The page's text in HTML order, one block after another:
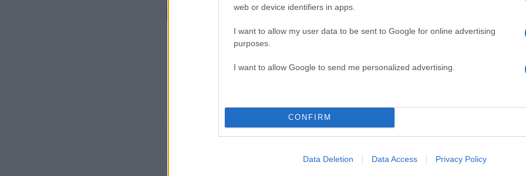
web or device identifiers in apps.
I want to allow my user data to be sent to Google for online advertising
purposes.
I want to allow Google to send me personalized advertising.
CONFIRM
Data Deletion Data Access Privacy Policy
Στο ένα διαμέρισμα του Νέου Κόσμου, στην οδό Δεινοστράτου, όπου
βρισκόταν η γυναίκα προφανώς από την ταραχή της έβαλε τις φωνές με
αποτέλεσμα οι γείτονες να τρομάξουν και να καλέσουν και την
αυτό το διαμέρισμα βρέθηκαν και υλικά για την παρασκευή βομβών αλλά